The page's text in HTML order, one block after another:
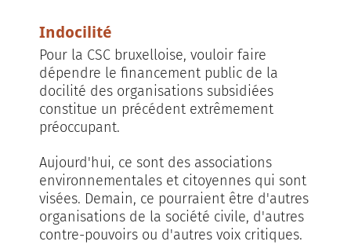
Indocilité
Pour la CSC bruxelloise, vouloir faire
dépendre le financement public de la
docilité des organisations subsidiées
constitue un précédent extrêmement
préoccupant.
Aujourd'hui, ce sont des associations
environnementales et citoyennes qui sont
visées. Demain, ce pourraient être d'autres
organisations de la société civile, d'autres
contre-pouvoirs ou d'autres voix critiques.